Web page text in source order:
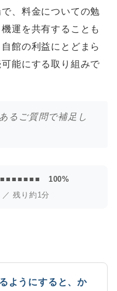
、料金についての勉
運を共有することも
館の利益にとどまら
能にする取り組みで
るご質問で補足し
100%
残り約1分
ようにすると、か